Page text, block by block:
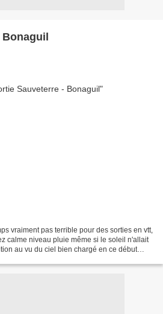
Bonaguil
vraiment pas terrible pour des sorties en vtt,
calme niveau pluie même si le soleil n'allait
au vu du ciel bien chargé en ce début